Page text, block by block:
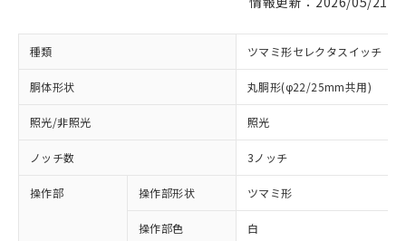
種類 ツマミ形セレクタスイッチ
胴体形状 丸胴形(φ22/25mm共用)
照光/非照光 照光
ノッチ数 3ノッチ
操作部 操作部形状 ツマミ形
操作部色 白